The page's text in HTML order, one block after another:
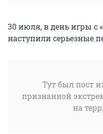
30 июля, в день игры с
наступили серьезные
Тут был пост
признанной
на